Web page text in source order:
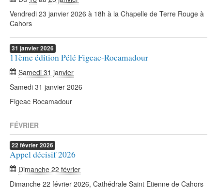
Vendredi 23 janvier 2026 à 18h à la Chapelle de Terre Rouge à
Cahors
31 janvier2026
11ème édition Pélé Figeac-Rocamadour
Samedi 31 janvier
Samedi 31 janvier 2026
Figeac Rocamadour
FÉVRIER
22 février2026
Appel décisif 2026
Dimanche 22 février
Dimanche 22 février 2026, Cathédrale Saint Etienne de Cahors